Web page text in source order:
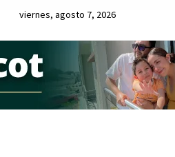
viernes, agosto 7, 2026